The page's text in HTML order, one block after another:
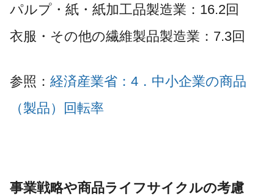
パルプ・紙・紙加工品製造業：16.2回
衣服・その他の繊維製品製造業：7.3回
参照： 経済産業省：4．中小企業の商品
（製品）回転率
事業戦略や商品ライフサイクルの考慮